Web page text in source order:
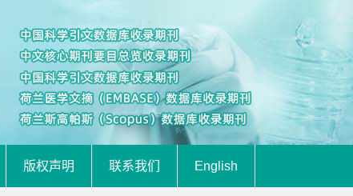
版权声明 联系我们 English